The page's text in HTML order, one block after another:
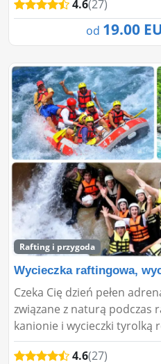
tym, któ... 4.6(27)
od 19.00
Rafting i przygoda
Czeka Cię dzień pełen
związane z naturą podczas
kanionie i wycieczki tyrolką
Niezapomniana przygoda
4.6(27)